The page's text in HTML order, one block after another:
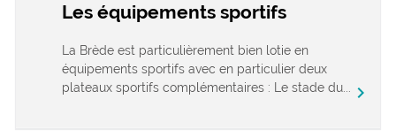
Les équipements sportifs
La Brède est particulièrement bien lotie en
équipements sportifs avec en particulier deux
plateaux sportifs complémentaires : Le stade du...
chevron_right